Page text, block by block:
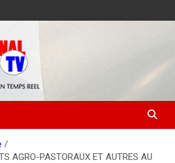
AGRO-PASTORAUX ET AUTRES AU